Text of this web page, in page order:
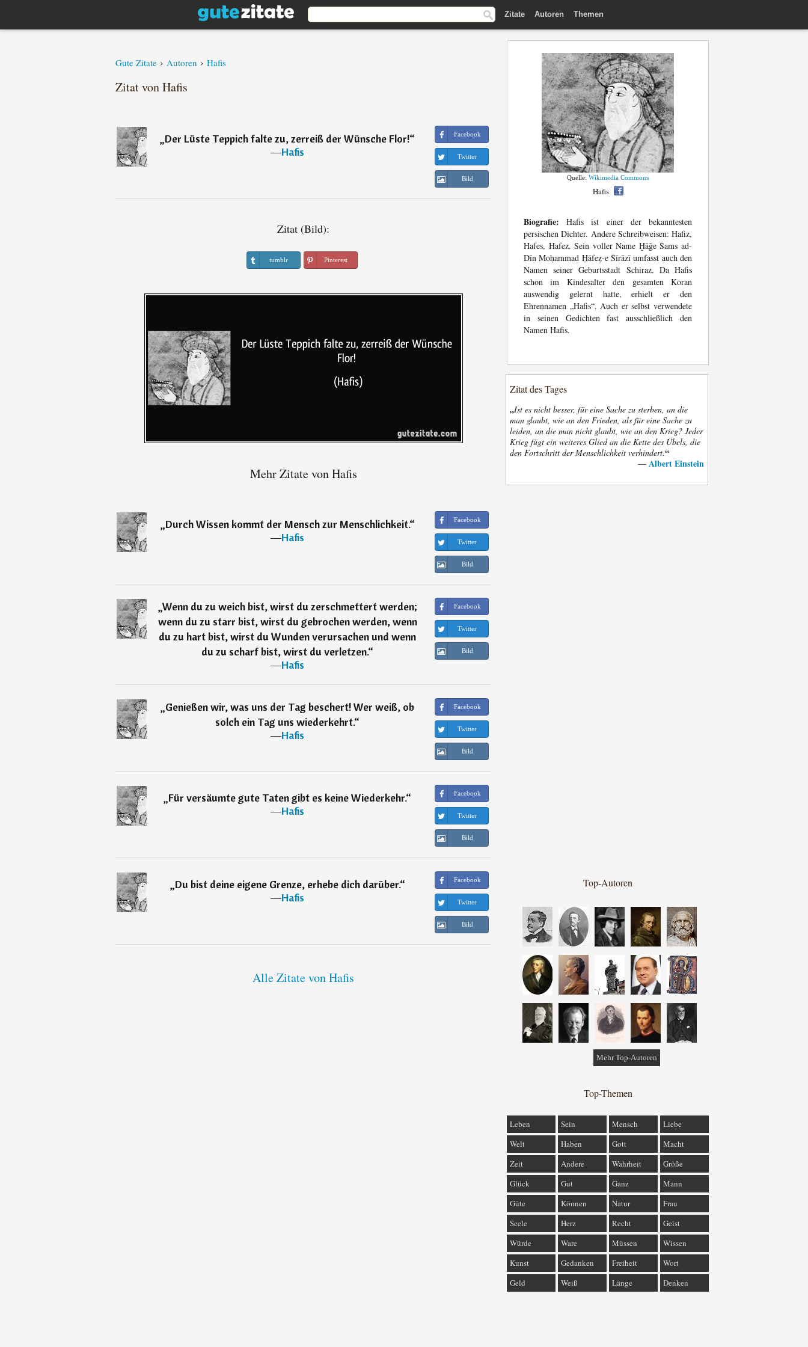
Zitate Autoren Themen
Gute Zitate › Autoren › Hafis
Zitat von Hafis
„Der Lüste Teppich falte zu, zerreiß der Wünsche Flor!“
―Hafis
Facebook
Twitter
Bild
Zitat (Bild):
tumblr Pinterest
Mehr Zitate von Hafis
„Durch Wissen kommt der Mensch zur Menschlichkeit.“
―Hafis
Facebook
Twitter
Bild
„Wenn du zu weich bist, wirst du zerschmettert werden;
wenn du zu starr bist, wirst du gebrochen werden, wenn
du zu hart bist, wirst du Wunden verursachen und wenn
du zu scharf bist, wirst du verletzen.“
―Hafis
Facebook
Twitter
Bild
„Genießen wir, was uns der Tag beschert! Wer weiß, ob
solch ein Tag uns wiederkehrt.“
―Hafis
Facebook
Twitter
Bild
„Für versäumte gute Taten gibt es keine Wiederkehr.“
―Hafis
Facebook
Twitter
Bild
„Du bist deine eigene Grenze, erhebe dich darüber.“
―Hafis
Facebook
Twitter
Bild
Alle Zitate von Hafis
Quelle: Wikimedia Commons
Hafis
Biografie: Hafis ist einer der bekanntesten
persischen Dichter. Andere Schreibweisen: Hafiz,
Hafes, Hafez. Sein voller Name Ḫāǧe Šams ad-
Dīn Moḥammad Ḥāfeẓ-e Šīrāzī umfasst auch den
Namen seiner Geburtsstadt Schiraz. Da Hafis
schon im Kindesalter den gesamten Koran
auswendig gelernt hatte, erhielt er den
Ehrennamen „Hafis“. Auch er selbst verwendete
in seinen Gedichten fast ausschließlich den
Namen Hafis.
Zitat des Tages
„Ist es nicht besser, für eine Sache zu sterben, an die
man glaubt, wie an den Frieden, als für eine Sache zu
leiden, an die man nicht glaubt, wie an den Krieg? Jeder
Krieg fügt ein weiteres Glied an die Kette des Übels, die
den Fortschritt der Menschlichkeit verhindert.“
— Albert Einstein
Top-Autoren
Mehr Top-Autoren
Top-Themen
Leben Sein Mensch
Liebe
Welt
Haben Gott
Macht
Zeit
Andere Wahrheit
Größe
Glück
Gut Ganz
Mann
Güte
Können Natur
Frau
Seele
Herz Recht
Geist
Würde
Ware Müssen
Wissen
Kunst
Gedanken Freiheit
Wort
Geld
Weiß Länge Denken